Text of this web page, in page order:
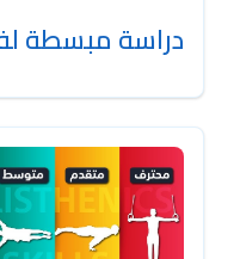
دراسة مبسطة